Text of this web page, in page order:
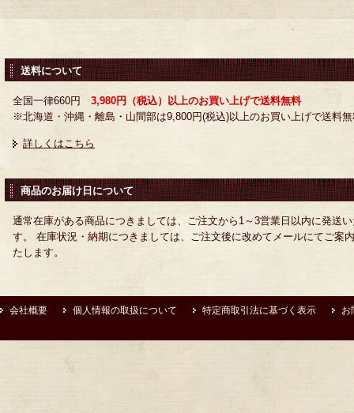
送料について
全国一律660円 3,980円（税込）以上のお買い上げで送料無料
※北海道・沖縄・離島・山間部は9,800円(税込)以上のお買い上げで送料
詳しくはこちら
商品のお届け日について
通常在庫がある商品につきましては、ご注文から1～3営業日以内に発送
す。 在庫状況・納期につきましては、ご注文後に改めてメールにてご案
たします。
会社概要 個人情報の取扱について 特定商取引法に基づく表示 お